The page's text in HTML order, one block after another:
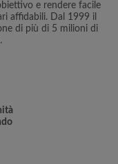
e rendere facile
affidabili. Dal 1999 il
di più di 5 milioni di